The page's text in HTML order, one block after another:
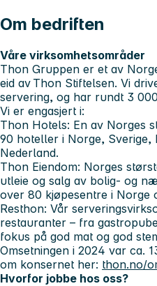
Om bedriften
Våre virksomhetsområder
Thon Gruppen er et av
eid av Thon Stiftelsen. Vi
servering, og har rundt 3
Vi er engasjert i:
Thon Hotels: En av Norges
90 hoteller i Norge, Sverige,
Nederland.
Thon Eiendom: Norges
utleie og salg av bolig- og
over 80 kjøpesentre i Norge
Resthon: Vår
restauranter – fra
fokus på god mat og god
Omsetningen i 2024 var ca.
om konsernet her: thon.no/
Hvorfor jobbe hos oss?